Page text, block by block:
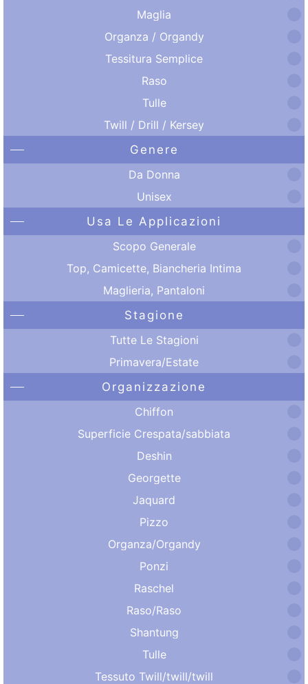
Maglia
Organza / Organdy
Tessitura Semplice
Raso
Tulle
Twill / Drill / Kersey
Genere
Da Donna
Unisex
Usa Le Applicazioni
Scopo Generale
Top, Camicette, Biancheria Intima
Maglieria, Pantaloni
Stagione
Tutte Le Stagioni
Primavera/Estate
Organizzazione
Chiffon
Superficie Crespata/sabbiata
Deshin
Georgette
Jaquard
Pizzo
Organza/Organdy
Ponzi
Raschel
Raso/Raso
Shantung
Tulle
Tessuto Twill/twill/twill